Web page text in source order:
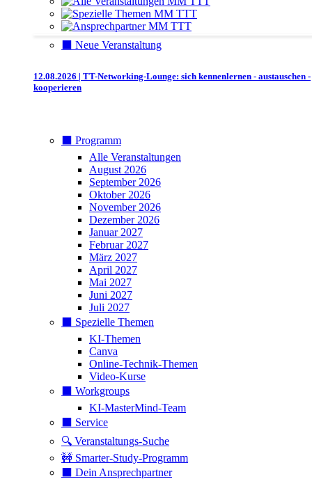
⬛️ Neue Veranstaltung
12.08.2026 | TT-Networking-Lounge: sich kennenlernen - austauschen -
kooperieren
⬛️ Programm
Alle Veranstaltungen
August 2026
September 2026
Oktober 2026
November 2026
Dezember 2026
Januar 2027
Februar 2027
März 2027
April 2027
Mai 2027
Juni 2027
Juli 2027
⬛️ Spezielle Themen
KI-Themen
Canva
Online-Technik-Themen
Video-Kurse
⬛️ Workgroups
KI-MasterMind-Team
⬛️ Service
🔍 Veranstaltungs-Suche
🚧 Smarter-Study-Programm
⬛️ Dein Ansprechpartner